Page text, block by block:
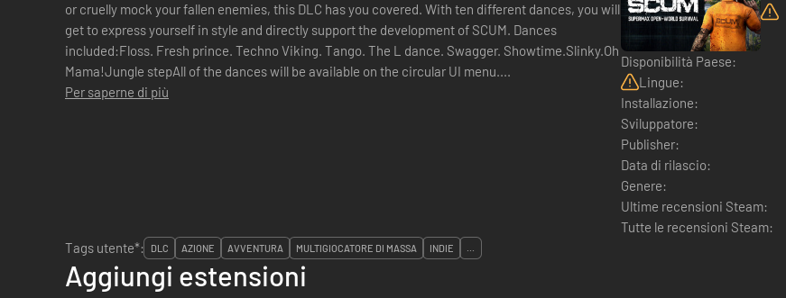
or cruelly mock your fallen enemies, this DLC has you covered. With ten different dances, you will
get to express yourself in style and directly support the development of SCUM. Dances
included:Floss. Fresh prince. Techno Viking. Tango. The L dance. Swagger. Showtime.Slinky.Oh
Mama!Jungle stepAll of the dances will be available on the circular UI menu....
Per saperne di più
Disponibilità Paese:
Lingue:
Installazione:
Sviluppatore:
Publisher:
Data di rilascio:
Genere:
Ultime recensioni Steam:
Tutte le recensioni Steam:
Tags utente*:
DLC AZIONE AVVENTURA MULTIGIOCATORE DI MASSA INDIE ...
Aggiungi estensioni